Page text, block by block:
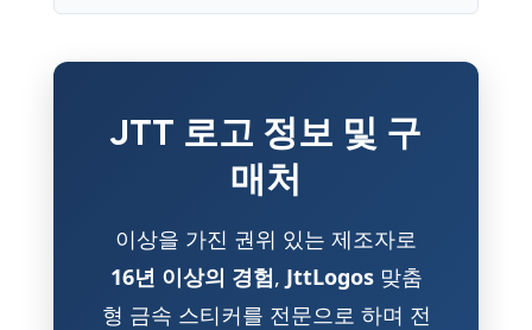
JTT 로고 정보 및 구
매처
이상을 가진 권위 있는 제조자로
16년 이상의 경험, JttLogos맞춤
형 금속 스티커를 전문으로 하며 전